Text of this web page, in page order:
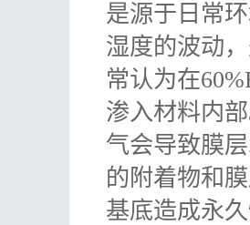
是源于日常
湿度的波动
常认为在
渗入材料内
气会导致膜
的附着物和
基底造成永